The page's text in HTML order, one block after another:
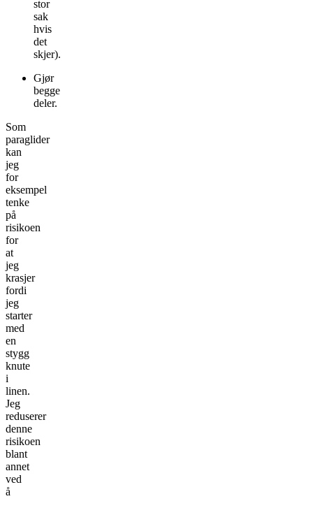
stor
sak
hvis
det
skjer).
Gjør
begge
deler.
Som
paraglider
kan
jeg
for
eksempel
tenke
på
risikoen
for
at
jeg
krasjer
fordi
jeg
starter
med
en
stygg
knute
i
linen.
Jeg
reduserer
denne
risikoen
blant
annet
ved
å